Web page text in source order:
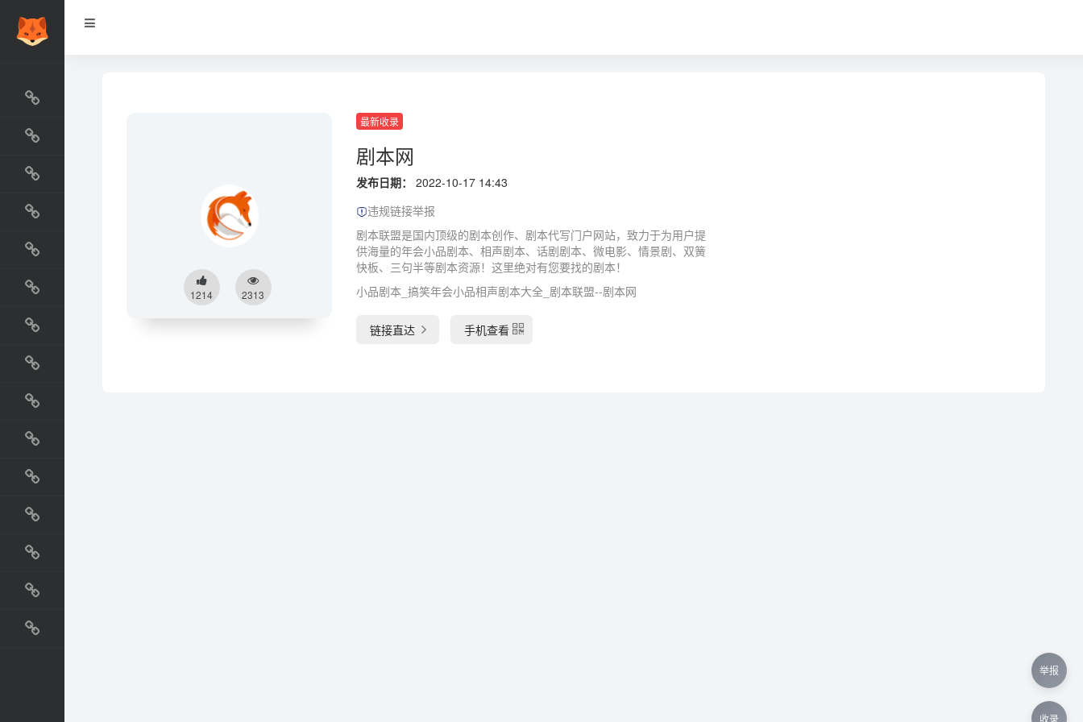
最新收录
网站资源榜
交流排行榜
金融排行榜
阅读排行榜
工具排行榜
设计排行榜
国外网站
生活
直播
动漫
电影
教程
纪录片
1214 2313
最新收录
剧本网
发布日期：
2022-10-17 14:43
违规链接举报
剧本联盟是国内顶级的剧本创作、剧本代写门户网站，致力于为用户提
供海量的年会小品剧本、相声剧本、话剧剧本、微电影、情景剧、双簧
快板、三句半等剧本资源！这里绝对有您要找的剧本！
小品剧本_搞笑年会小品相声剧本大全_剧本联盟--剧本网
链接直达 手机查看
举报
收录